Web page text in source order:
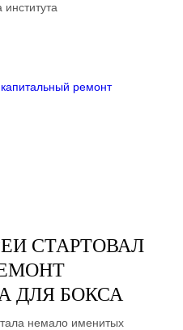
СТАРТОВАЛ
ДЛЯ БОКСА
немало именитых